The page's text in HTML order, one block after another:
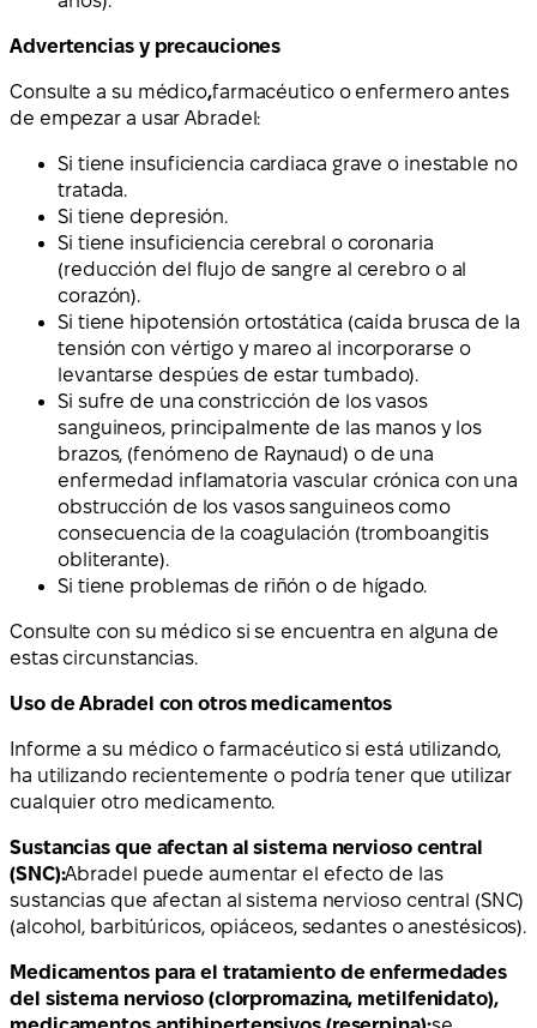
Advertencias y precauciones
Consulte a su médico,farmacéutico o enfermero antes
de empezar a usar Abradel:
Si tiene insuficiencia cardiaca grave o inestable no
tratada.
Si tiene depresión.
Si tiene insuficiencia cerebral o coronaria
(reducción del flujo de sangre al cerebro o al
corazón).
Si tiene hipotensión ortostática (caída brusca de la
tensión con vértigo y mareo al incorporarse o
levantarse despúes de estar tumbado).
Si sufre de una constricción de los vasos
sanguineos, principalmente de las manos y los
brazos, (fenómeno de Raynaud) o de una
enfermedad inflamatoria vascular crónica con una
obstrucción de los vasos sanguineos como
consecuencia de la coagulación (tromboangitis
obliterante).
Si tiene problemas de riñón o de hígado.
Consulte con su médico si se encuentra en alguna de
estas circunstancias.
Uso de Abradel con otros medicamentos
Informe a su médico o farmacéutico si está utilizando,
ha utilizando recientemente o podría tener que utilizar
cualquier otro medicamento.
Sustancias que afectan al sistema nervioso central
(SNC):Abradel puede aumentar el efecto de las
sustancias que afectan al sistema nervioso central (SNC)
(alcohol, barbitúricos, opiáceos, sedantes o anestésicos).
Medicamentos para el tratamiento de enfermedades
del sistema nervioso (clorpromazina, metilfenidato),